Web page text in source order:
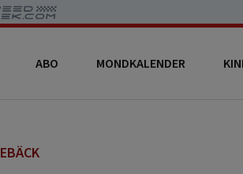
ABO MONDKALENDER